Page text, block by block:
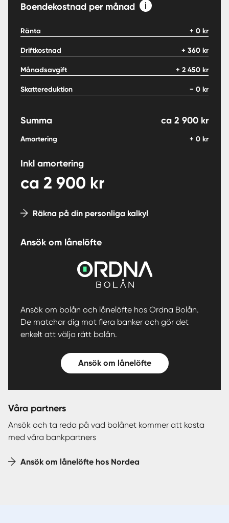
Boendekostnad per månad
Ränta + 0 kr
Driftkostnad + 360 kr
Månadsavgift + 2 450 kr
Skattereduktion − 0 kr
Summa ca 2 900 kr
Amortering + 0 kr
Inkl amortering
ca 2 900 kr
Räkna på din personliga kalkyl
Ansök om lånelöfte
Ansök om bolån och lånelöfte hos Ordna Bolån.
De matchar dig mot flera banker och gör det
enkelt att välja rätt bolån.
Ansök om lånelöfte
Våra partners
Ansök och ta reda på vad bolånet kommer att kosta
med våra bankpartners
Ansök om lånelöfte hos Nordea